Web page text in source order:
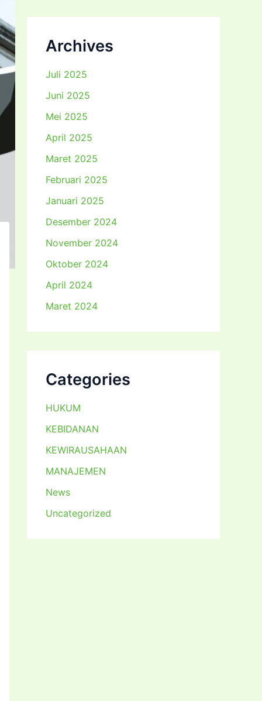
Archives
Juli 2025
Juni 2025
Mei 2025
April 2025
Maret 2025
Februari 2025
Januari 2025
Desember 2024
November 2024
Oktober 2024
April 2024
Maret 2024
Categories
HUKUM
KEBIDANAN
KEWIRAUSAHAAN
MANAJEMEN
News
Uncategorized